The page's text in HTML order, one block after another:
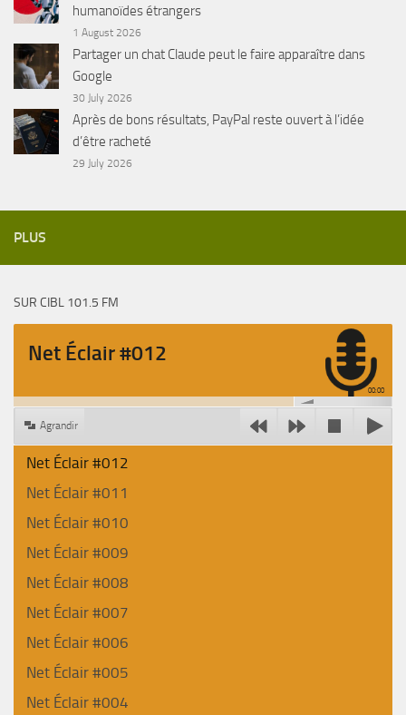
humanoïdes étrangers
1 August 2026
Partager un chat Claude peut le faire apparaître dans
Google
30 July 2026
Après de bons résultats, PayPal reste ouvert à l’idée
d’être racheté
29 July 2026
PLUS
SUR CIBL 101.5 FM
Net Éclair #012
00:00
Agrandir
Net Éclair #012
Net Éclair #011
Net Éclair #010
Net Éclair #009
Net Éclair #008
Net Éclair #007
Net Éclair #006
Net Éclair #005
Net Éclair #004